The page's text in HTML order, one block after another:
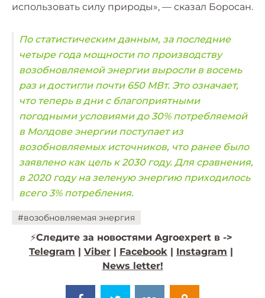
использовать силу природы», — сказал Боросан.
По статистическим данным, за последние
четыре года мощности по производству
возобновляемой энергии выросли в восемь
раз и достигли почти 650 МВт. Это означает,
что теперь в дни с благоприятными
погодными условиями до 30% потребляемой
в Молдове энергии поступает из
возобновляемых источников, что ранее было
заявлено как цель к 2030 году. Для сравнения,
в 2020 году на зеленую энергию приходилось
всего 3% потребления.
#возобновляемая энергия
⚡️Следите за новостями Agroexpert в ->
Telegram | Viber | Facebook | Instagram |
News letter!